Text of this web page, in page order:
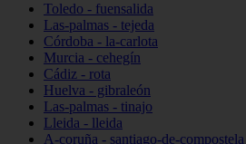
Toledo - fuensalida
Las-palmas - tejeda
Córdoba - la-carlota
Murcia - cehegín
Cádiz - rota
Huelva - gibraleón
Las-palmas - tinajo
Lleida - lleida
A-coruña - santiago-de-compostela